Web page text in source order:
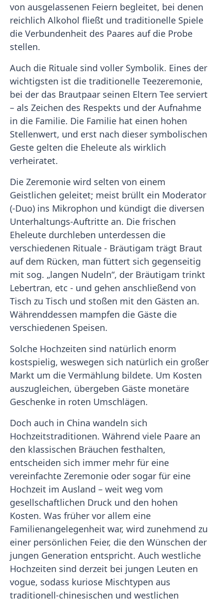
von ausgelassenen Feiern begleitet, bei denen
reichlich Alkohol fließt und traditionelle Spiele
die Verbundenheit des Paares auf die Probe
stellen.
Auch die Rituale sind voller Symbolik. Eines der
wichtigsten ist die traditionelle Teezeremonie,
bei der das Brautpaar seinen Eltern Tee serviert
– als Zeichen des Respekts und der Aufnahme
in die Familie. Die Familie hat einen hohen
Stellenwert, und erst nach dieser symbolischen
Geste gelten die Eheleute als wirklich
verheiratet.
Die Zeremonie wird selten von einem
Geistlichen geleitet; meist brüllt ein Moderator
(-Duo) ins Mikrophon und kündigt die diversen
Unterhaltungs-Auftritte an. Die frischen
Eheleute durchleben unterdessen die
verschiedenen Rituale - Bräutigam trägt Braut
auf dem Rücken, man füttert sich gegenseitig
mit sog. „langen Nudeln“, der Bräutigam trinkt
Lebertran, etc - und gehen anschließend von
Tisch zu Tisch und stoßen mit den Gästen an.
Währenddessen mampfen die Gäste die
verschiedenen Speisen.
Solche Hochzeiten sind natürlich enorm
kostspielig, weswegen sich natürlich ein großer
Markt um die Vermählung bildete. Um Kosten
auszugleichen, übergeben Gäste monetäre
Geschenke in roten Umschlägen.
Doch auch in China wandeln sich
Hochzeitstraditionen. Während viele Paare an
den klassischen Bräuchen festhalten,
entscheiden sich immer mehr für eine
vereinfachte Zeremonie oder sogar für eine
Hochzeit im Ausland – weit weg vom
gesellschaftlichen Druck und den hohen
Kosten. Was früher vor allem eine
Familienangelegenheit war, wird zunehmend zu
einer persönlichen Feier, die den Wünschen der
jungen Generation entspricht. Auch westliche
Hochzeiten sind derzeit bei jungen Leuten en
vogue, sodass kuriose Mischtypen aus
traditionell-chinesischen und westlichen